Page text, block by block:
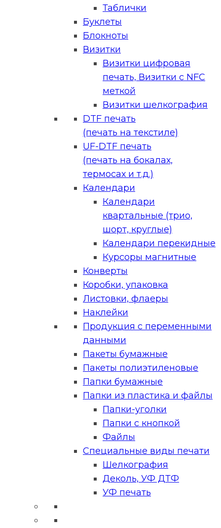
Таблички
Буклеты
Блокноты
Визитки
Визитки цифровая
печать, Визитки с NFC
меткой
Визитки шелкография
DTF печать
(печать на текстиле)
UF-DTF печать
(печать на бокалах,
термосах и т.д.)
Календари
Календари
квартальные (трио,
шорт, круглые)
Календари перекидные
Курсоры магнитные
Конверты
Коробки, упаковка
Листовки, флаеры
Наклейки
Продукция с переменными
данными
Пакеты бумажные
Пакеты полиэтиленовые
Папки бумажные
Папки из пластика и файлы
Папки-уголки
Папки с кнопкой
Файлы
Специальные виды печати
Шелкография
Деколь, УФ ДТФ
УФ печать